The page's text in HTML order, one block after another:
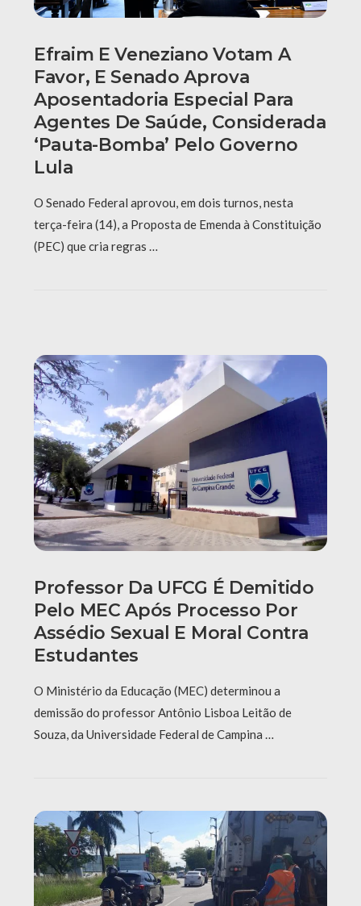
Efraim E Veneziano Votam A
Favor, E Senado Aprova
Aposentadoria Especial Para
Agentes De Saúde, Considerada
‘pauta-Bomba’ Pelo Governo
Lula
O Senado Federal aprovou, em dois turnos, nesta
terça-feira (14), a Proposta de Emenda à Constituição
(PEC) que cria regras …
Professor Da UFCG É Demitido
Pelo MEC Após Processo Por
Assédio Sexual E Moral Contra
Estudantes
O Ministério da Educação (MEC) determinou a
demissão do professor Antônio Lisboa Leitão de
Souza, da Universidade Federal de Campina …